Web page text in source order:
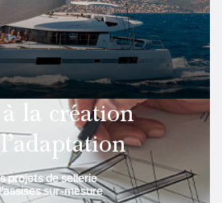
la création
projets de sellerie
sur-mesure